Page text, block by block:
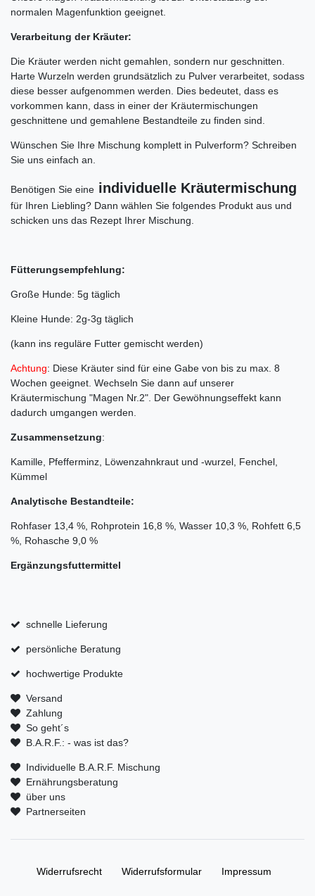
normalen Magenfunktion geeignet.
Verarbeitung der Kräuter:
Die Kräuter werden nicht gemahlen, sondern nur geschnitten.
Harte Wurzeln werden grundsätzlich zu Pulver verarbeitet, sodass
diese besser aufgenommen werden. Dies bedeutet, dass es
vorkommen kann, dass in einer der Kräutermischungen
geschnittene und gemahlene Bestandteile zu finden sind.
Wünschen Sie Ihre Mischung komplett in Pulverform? Schreiben
Sie uns einfach an.
Benötigen Sie eine individuelle Kräutermischung
für Ihren Liebling? Dann wählen Sie folgendes Produkt aus und
schicken uns das Rezept Ihrer Mischung.
Fütterungsempfehlung:
Große Hunde: 5g täglich
Kleine Hunde: 2g-3g täglich
(kann ins reguläre Futter gemischt werden)
Achtung: Diese Kräuter sind für eine Gabe von bis zu max. 8
Wochen geeignet. Wechseln Sie dann auf unserer
Kräutermischung "Magen Nr.2". Der Gewöhnungseffekt kann
dadurch umgangen werden.
Zusammensetzung:
Kamille, Pfefferminz, Löwenzahnkraut und -wurzel, Fenchel,
Kümmel
Analytische Bestandteile:
Rohfaser 13,4 %, Rohprotein 16,8 %, Wasser 10,3 %, Rohfett 6,5
%, Rohasche 9,0 %
Ergänzungsfuttermittel
schnelle Lieferung
persönliche Beratung
hochwertige Produkte
Versand
Zahlung
So geht´s
B.A.R.F.: - was ist das?
Individuelle B.A.R.F. Mischung
Ernährungsberatung
über uns
Partnerseiten
Widerrufs­recht Widerrufs­formular Impressum